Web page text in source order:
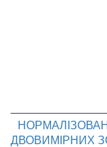
ДВОВИМІРНИХ